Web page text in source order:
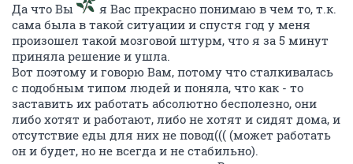
Да что Вы
я Вас прекрасно понимаю в чем то, т.к.
сама была в такой ситуации и спустя год у меня
произошел такой мозговой штурм, что я за 5 минут
приняла решение и ушла.
Вот поэтому и говорю Вам, потому что сталкивалась
с подобным типом людей и поняла, что как - то
заставить их работать абсолютно бесполезно, они
либо хотят и работают, либо не хотят и сидят дома, и
отсутствие еды для них не повод((( (может работать
он и будет, но не всегда и не стабильно).